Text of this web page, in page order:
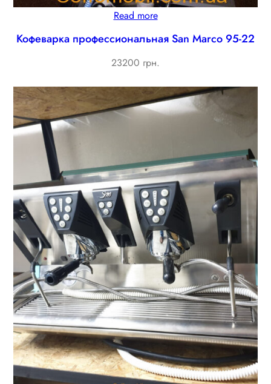
Read more
Кофеварка профессиональная San Marco 95-22
23200 грн.